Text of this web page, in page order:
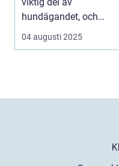
hundägandet, och
många djur...
04 augusti 2025